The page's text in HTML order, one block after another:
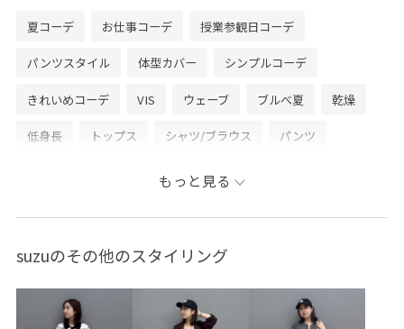
夏コーデ お仕事コーデ 授業参観日コーデ
パンツスタイル 体型カバー シンプルコーデ
きれいめコーデ VIS ウェーブ ブルべ夏 乾燥
低身長 トップス シャツ/ブラウス パンツ
ショルダーバッグ シューズ
BVS36200 BVW66200 BVX45140
blouse_pickup LightAiry UVケア
もっと見る
suzuのその他のスタイリング